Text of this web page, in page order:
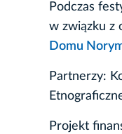
Podczas
w związku z
Domu
Partnerzy:
Projekt